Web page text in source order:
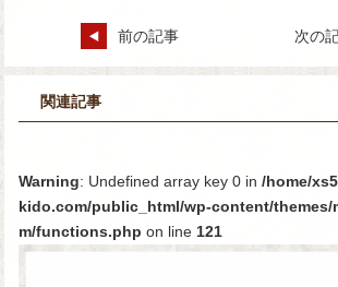
前の記事 次の
関連記事
Warning: Undefined array key 0 in /home/
kido.com/public_html/wp-content/themes/
m/functions.php on line 121